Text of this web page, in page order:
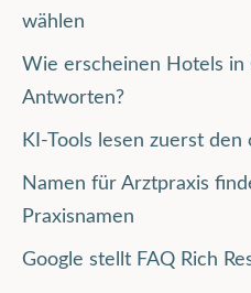
wählen
Wie erscheinen Hotels in
Antworten?
KI-Tools lesen zuerst
Namen für Arztpraxis
Praxisnamen
Google stellt FAQ Rich